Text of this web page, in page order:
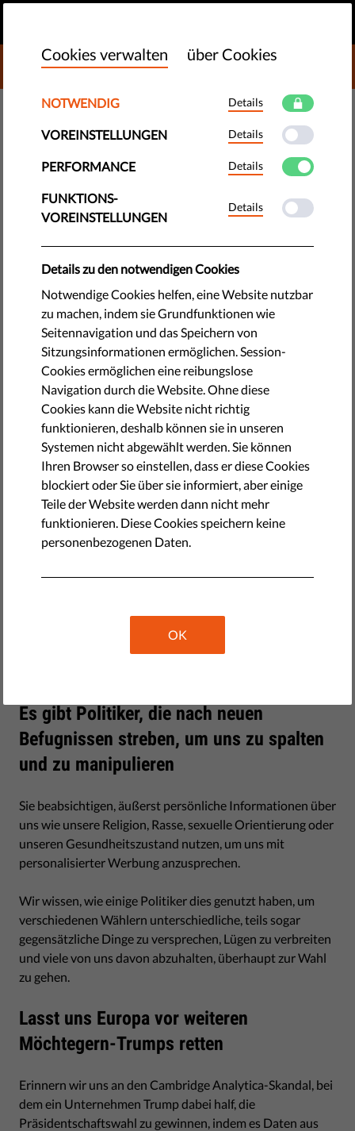
DONATE TO LIBERTIES
Wir fordern ein Verbot der
Nutzung vertraulicher Daten für
politische Werbung
Unterschreibe die Petition, um unser Wahlrecht zu
verteidigen.
by Liberties.EU
Egal, welcher Partei wir angehören, wir sind uns einig, dass
richtig halten. Derzeit können wir diese Wahl treffen, weil
Allerdings treiben einige Politiker gerade jetzt einen neuen
Plan voran, der es ihnen ermöglichen würde, die Wähler zu
Es gibt Politiker, die nach neuen
Befugnissen streben, um uns zu spalten
und zu manipulieren
Sie beabsichtigen, äußerst persönliche Informationen über
uns wie unsere Religion, Rasse, sexuelle Orientierung oder
unseren Gesundheitszustand nutzen, um uns mit
personalisierter Werbung anzusprechen.
Wir wissen, wie einige Politiker dies genutzt haben, um
verschiedenen Wählern unterschiedliche, teils sogar
gegensätzliche Dinge zu versprechen, Lügen zu verbreiten
und viele von uns davon abzuhalten, überhaupt zur Wahl
zu gehen.
Lasst uns Europa vor weiteren
Möchtegern-Trumps retten
Erinnern wir uns an den Cambridge Analytica-Skandal, bei
dem ein Unternehmen Trump dabei half, die
Präsidentschaftswahl zu gewinnen, indem es Daten aus
Cookies verwalten über Cookies
NOTWENDIG Details
VOREINSTELLUNGEN Details
PERFORMANCE Details
FUNKTIONS-
VOREINSTELLUNGEN
Details
Details zu den notwendigen Cookies
Notwendige Cookies helfen, eine Website nutzbar
zu machen, indem sie Grundfunktionen wie
Seitennavigation und das Speichern von
Sitzungsinformationen ermöglichen. Session-
Cookies ermöglichen eine reibungslose
Navigation durch die Website. Ohne diese
Cookies kann die Website nicht richtig
funktionieren, deshalb können sie in unseren
Systemen nicht abgewählt werden. Sie können
Ihren Browser so einstellen, dass er diese Cookies
blockiert oder Sie über sie informiert, aber einige
Teile der Website werden dann nicht mehr
funktionieren. Diese Cookies speichern keine
personenbezogenen Daten.
OK